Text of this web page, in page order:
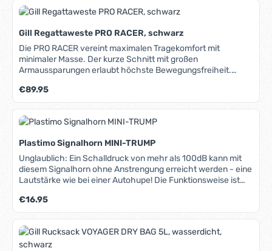
eines Falles das Wochenende oder gar der Urlaub gerettet
(s.u. "Dazu passende Produkte").
Bewegungsfreiheit durch optimierten Schnitt und flachen
Kragen.
Gill Regattaweste PRO RACER, schwarz
Die PRO RACER vereint maximalen Tragekomfort mit
minimaler Masse. Der kurze Schnitt mit großen
Armaussparungen erlaubt höchste Bewegungsfreiheit.
gepolsterten Schultergurten kann Sie optimal an den Körper
angepasst werden. Der Reißverschluss ist seitlich
angebracht, dadurch ist Platz für eine große Fronttasche
(mit Wasserablauf). An dem integrierten D-Ring lässt sich
Reflektierende Paspeln im Rückenbereich. Solide und
langlebige Verarbeitung. Eng geschnitten mit sehr guter
Passform, hohe Bewegungsfreiheit, sehr leicht, geringes
Volumen, Seitenreißverschluss mit Sicherung, einfache
Regulärer Preis:
€89.95
Plastimo Signalhorn MINI-TRUMP
Unglaublich: Ein Schalldruck von mehr als 100dB kann mit
diesem Signalhorn ohne Anstrengung erreicht werden - eine
Lautstärke wie bei einer Autohupe! Die Funktionsweise ist
einfach in Schwingung versetzt. Sollte diese einmal defekt
sein, kann sie durch jede dünne Plastikfolie ersetzt werden.
Die Mini-Trump ist unverwüstlich, handlich, schwimmfähig
und dabei auch noch ausgesprochen günstig.
Regulärer Preis:
€16.95